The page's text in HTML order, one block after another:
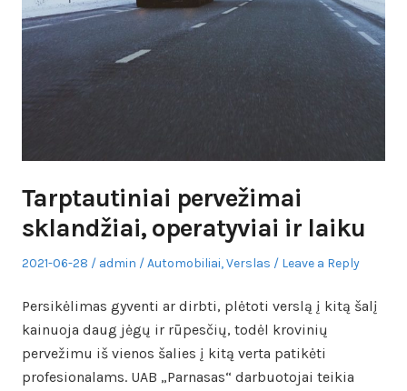
Tarptautiniai pervežimai
sklandžiai, operatyviai ir laiku
Posted
2021-06-28 Author
admin
Posted
Automobiliai,Verslas Leave a Reply
Persikėlimas gyventi ar dirbti, plėtoti verslą į kitą šalį
kainuoja daug jėgų ir rūpesčių, todėl krovinių
pervežimu iš vienos šalies į kitą verta patikėti
profesionalams. UAB „Parnasas“ darbuotojai teikia